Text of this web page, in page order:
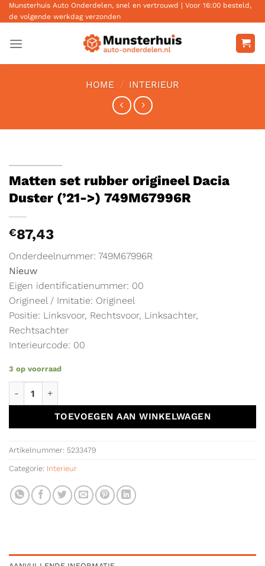
Ga
naar
Munsterhuis Auto Onderdelen, snel en vertrouwd | Voor 16:00 besteld,
de volgende werkdag verzonden
HOME / INTERIEUR
Matten set rubber origineel Dacia
Duster (’21->) 749M67996R
€87,43
Onderdeelnummer: 749M67996R
Nieuw
Eigen identificatienummer: 00
Origineel / Imitatie: Origineel
Positie: Linksvoor, Rechtsvoor, Linksachter,
Rechtsachter
Interieurcode: 00
3 op voorraad
TOEVOEGEN AAN WINKELWAGEN
Artikelnummer: 5233479
Categorie: Interieur